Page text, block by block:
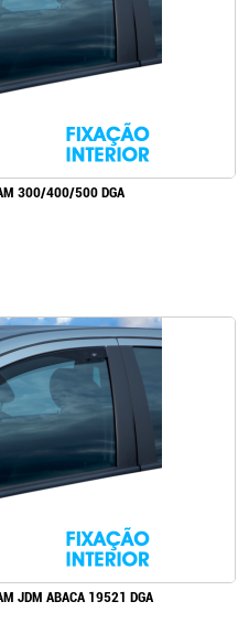
300/400/500 DGA
JDM ABACA 19521 DGA
comprar